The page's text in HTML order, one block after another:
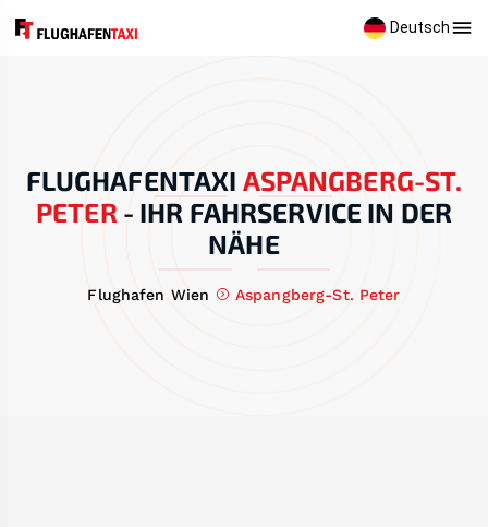
Deutsch
FLUGHAFENTAXI ASPANGBERG-ST.
PETER - IHR FAHRSERVICE IN DER
NÄHE
Flughafen Wien Aspangberg-St. Peter